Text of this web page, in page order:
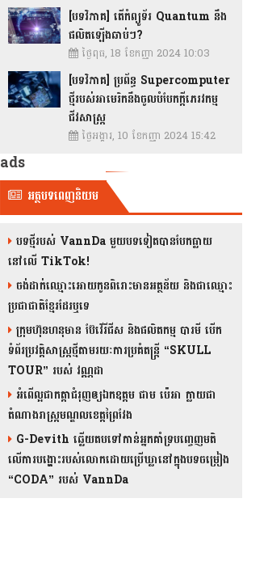
[បទវិភាគ] តើកំព្យូទ័រ Quantum នឹង
ផលិតឡើងឆាប់ៗ?
ថ្ងៃពុធ, 18 ខែកញ្ញា 2024 10:03
[បទវិភាគ] ប្រព័ន្ធ Supercomputer
ថ្មីរបស់អាមេរិកនឹងចូលបំបែកក្តីភេរវកម្ម
ជីវសាស្រ្ត
ថ្ងៃអង្គារ, 10 ខែកញ្ញា 2024 15:42
ads
អត្ថបទពេញនិយម
បទថ្មីរបស់ VannDa មួយបទទៀតបានបែកធ្លាយ
នៅលើ TikTok!
ចង់ដាក់ឈ្មោះអោយកូនពិរោះមានអត្ថន័យ និងជាឈ្មោះ
ប្រជាជាតិខ្មែរដែរឬទេ
ក្រុមហ៊ុនហនុមាន ប៊ែវើរីជីស និង​ផលិតកម្ម បារមី​ បើក
ទំព័រប្រវត្តិសាស្ត្រថ្មីតាមរយៈការប្រគំតន្រ្តី “SKULL
TOUR” របស់ វណ្ណដា
អំពើល្អជាកត្តាជំរុញឲ្យឯកឧត្តម ជាម ប៉េអា ក្លាយជា
តំណាងរាស្ត្រមណ្ឌលខេត្តព្រៃវែង
G-Devith ឆ្លើយតបទៅកាន់អ្នកគាំទ្របញ្ចេញមតិ
លើការបង្ហោះរបស់លោកដោយប្រើឃ្លានៅក្នុងបទចម្រៀង
“CODA” រ​​​បស់ VannDa